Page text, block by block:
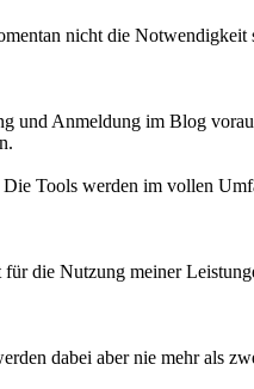
nicht die Notwendigkeit
und Anmeldung im Blog
Tools werden im vollen
die Nutzung meiner
dabei aber nie mehr als